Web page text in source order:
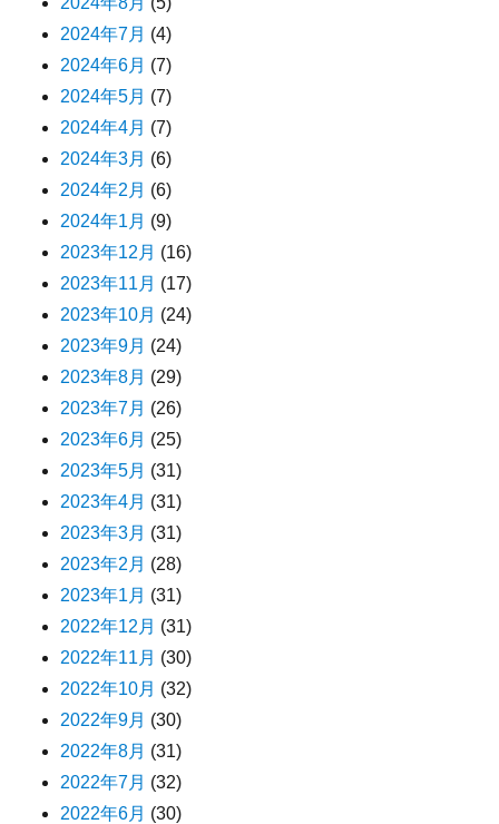
2024年7月 (4)
2024年6月 (7)
2024年5月 (7)
2024年4月 (7)
2024年3月 (6)
2024年2月 (6)
2024年1月 (9)
2023年12月 (16)
2023年11月 (17)
2023年10月 (24)
2023年9月 (24)
2023年8月 (29)
2023年7月 (26)
2023年6月 (25)
2023年5月 (31)
2023年4月 (31)
2023年3月 (31)
2023年2月 (28)
2023年1月 (31)
2022年12月 (31)
2022年11月 (30)
2022年10月 (32)
2022年9月 (30)
2022年8月 (31)
2022年7月 (32)
2022年6月 (30)